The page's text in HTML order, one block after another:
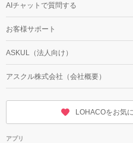
AIチャットで質問する
お客様サポート
ASKUL（法人向け）
アスクル株式会社（会社概要）
LOHACOをお気
アプリ